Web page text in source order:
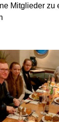
Mitglieder zu